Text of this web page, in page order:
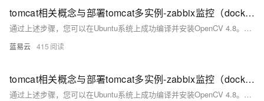
tomcat相关概念与部署tomcat多实例-zabbix监控（docker部署）
通过上述步骤，您可以在Ubuntu系统上成功编译并安装OpenCV 4.8。这种方法不仅使您能够定制OpenCV的功能，还可以优化性能以满足特定需求。确保按照每一步进行操作，以避免常见的编译问题。
蓝易云 415
tomcat相关概念与部署tomcat多实例-zabbix监控（docker部署）
通过上述步骤，您可以在Ubuntu系统上成功编译并安装OpenCV 4.8。这种方法不仅使您能够定制OpenCV的功能，还可以优化性能以满足特定需求。确保按照每一步进行操作，以避免常见的编译问题。